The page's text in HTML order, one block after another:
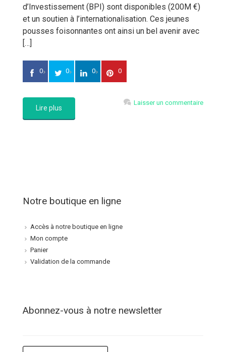
d’Investissement (BPI) sont disponibles (200M €)
et un soutien à l’internationalisation. Ces jeunes
pousses foisonnantes ont ainsi un bel avenir avec
[…]
0 0 0 0
Lire plus
Laisser un commentaire
Notre boutique en ligne
Accès à notre boutique en ligne
Mon compte
Panier
Validation de la commande
Abonnez-vous à notre newsletter